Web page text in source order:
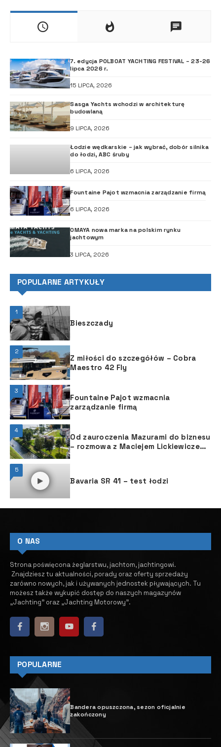
7. edycja POLBOAT YACHTING FESTIVAL – 23-26
lipca 2026 r.
15 LIPCA, 2026
Sasga Yachts wchodzi w architekturę
budowlaną
9 LIPCA, 2026
Łodzie wędkarskie – jak wybrać, dobór silnika
do łodzi, ABC śruby
6 LIPCA, 2026
Fountaine Pajot wzmacnia zarządzanie firmą
6 LIPCA, 2026
OMAYA nowa marka na polskim rynku
jachtowym
3 LIPCA, 2026
POPULARNE ARTYKUŁY
1
Bieszczady
2
Z miłości do szczegółów – Cobra
Maestro 42 Fly
3
Fountaine Pajot wzmacnia
zarządzanie firmą
4
Od zauroczenia Mazurami do biznesu
– rozmowa z Maciejem Lickiewiczem
5
Bavaria SR 41 – test łodzi
O NAS
Strona poświęcona żeglarstwu, jachtom, jachtingowi.
Znajdziesz tu aktualności, porady oraz oferty sprzedaży
zarówno nowych, jak i używanych jednostek pływających. ​ Tu
możesz także wykupić dostęp do naszych magazynów
„Jachting” oraz „Jachting Motorowy”.
POPULARNE
Bandera opuszczona, sezon oficjalnie
zakończony